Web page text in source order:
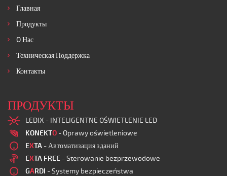
Главная
Продукты
O Нас
Техническая Поддержка
Контакты
ПРОДУКТЫ
LEDIX - INTELIGENTNE OŚWIETLENIE LED
KONEKTO - Oprawy oświetleniowe
EXTA - Автоматизация зданий
EXTA FREE - Sterowanie bezprzewodowe
GARDI - Systemy bezpieczeństwa